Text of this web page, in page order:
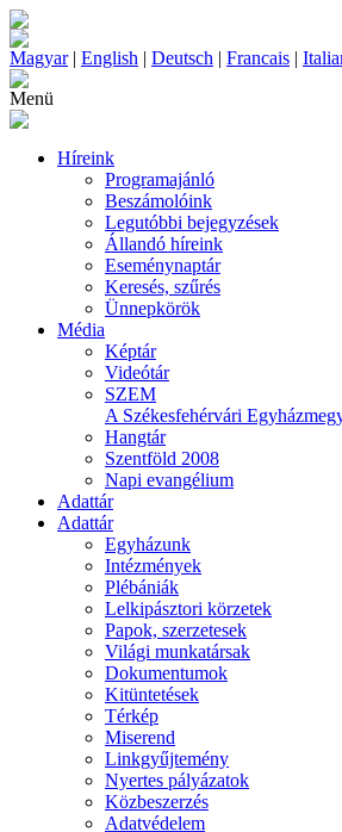
Magyar| English | Deutsch | Francais |
Menü
Híreink
Programajánló
Beszámolóink
Legutóbbi bejegyzések
Állandó híreink
Eseménynaptár
Keresés, szűrés
Ünnepkörök
Média
Képtár
Videótár
SZEM
A Székesfehérvári
Hangtár
Szentföld 2008
Napi evangélium
Adattár
Adattár
Egyházunk
Intézmények
Plébániák
Lelkipásztori körzetek
Papok, szerzetesek
Világi munkatársak
Dokumentumok
Kitüntetések
Térkép
Miserend
Linkgyűjtemény
Nyertes pályázatok
Közbeszerzés
Adatvédelem